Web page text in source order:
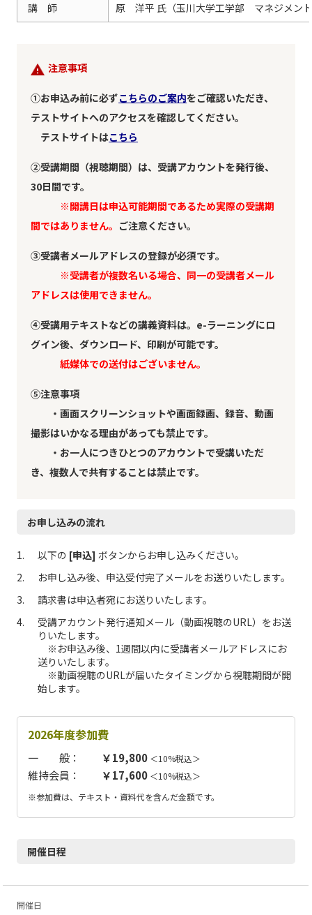
講 師
原 洋平 氏（玉川大学工学部 マネジメン
注意事項
①お申込み前に必ずこちらのご案内をご確認いただき、
テストサイトへのアクセスを確認してください。
テストサイトはこちら
②受講期間（視聴期間）は、受講アカウントを発行後、
30日間です。
※開講日は申込可能期間であるため実際の受講期
間ではありません。 ご注意ください。
③受講者メールアドレスの登録が必須です。
※受講者が複数名いる場合、同一の受講者メール
アドレスは使用できません。
④受講用テキストなどの講義資料は。e-ラーニングにロ
グイン後、ダウンロード、印刷が可能です。
紙媒体での送付はございません。
⑤注意事項
・画面スクリーンショットや画面録画、録音、動画
撮影はいかなる理由があっても禁止です。
・お一人につきひとつのアカウントで受講いただ
き、複数人で共有することは禁止です。
お申し込みの流れ
以下の [申込]ボタンからお申し込みください。
お申し込み後、申込受付完了メールをお送りいたします。
請求書は申込者宛にお送りいたします。
受講アカウント発行通知メール（動画視聴のURL）をお送
りいたします。
※お申込み後、1週間以内に受講者メールアドレスにお
送りいたします。
※動画視聴のURLが届いたタイミングから視聴期間が開
始します。
2026年度参加費
一 般： ￥19,800 ＜10%税込＞
維持会員： ￥17,600 ＜10%税込＞
※参加費は、テキスト・資料代を含んだ金額です。
開催日程
開催日